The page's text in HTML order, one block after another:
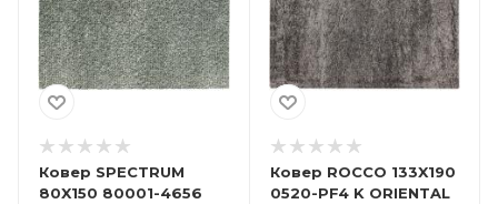
Ковер SPECTRUM
80X150 80001-4656
Ковер ROCCO 133X190
0520-PF4 K ORIENTAL